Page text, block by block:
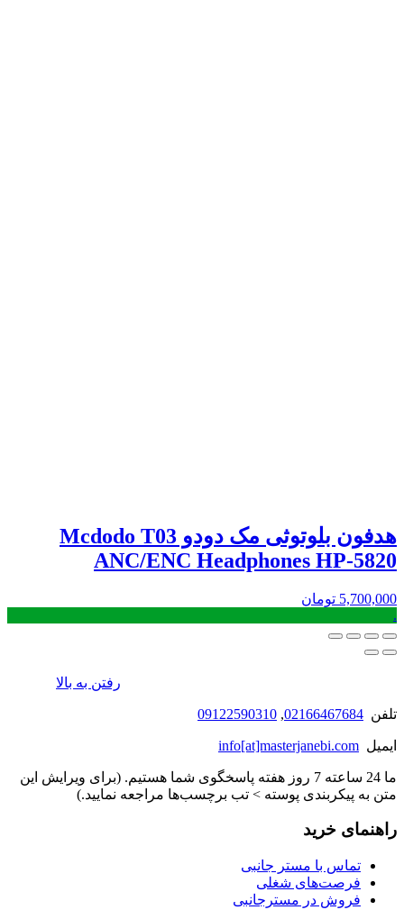
هدفون بلوتوثی مک دودو Mcdodo T03
ANC/ENC Headphones HP-5820
5,700,000 تومان
.
رفتن به بالا
تلفن 02166467684
,
09122590310
ایمیل info[at]masterjanebi.com
ما 24 ساعته 7 روز هفته پاسخگوی شما هستیم. (برای ویرایش این
متن به پیکربندی پوسته > تب برچسب‌ها مراجعه نمایید.)
راهنمای خرید
تماس با مستر جانبی
فرصت‌های شغلی
فروش در مسترجانبی